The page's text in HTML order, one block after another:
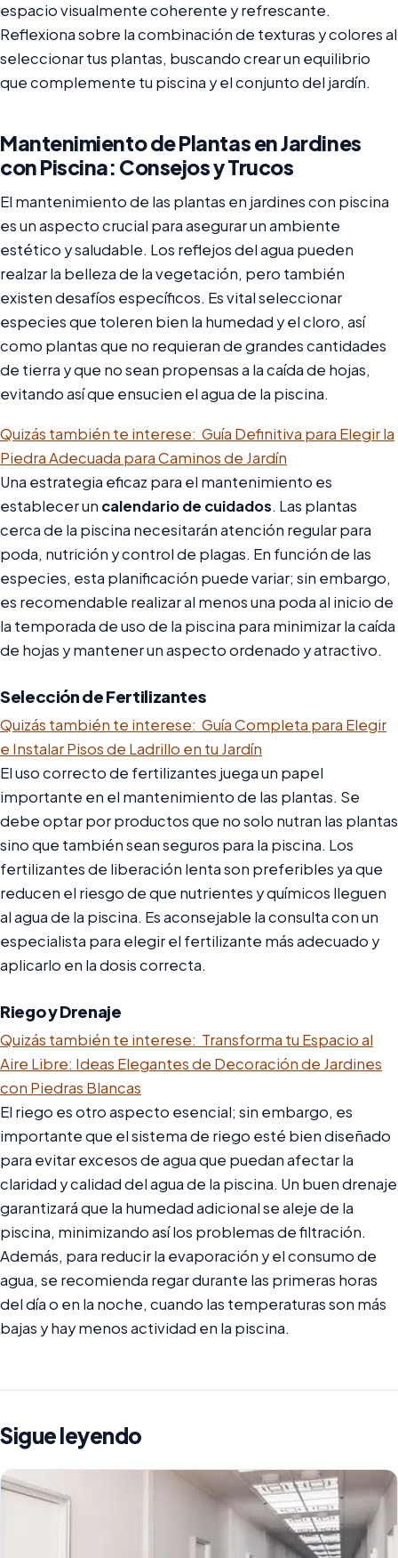
espacio visualmente coherente y refrescante.
Reflexiona sobre la combinación de texturas y colores al
seleccionar tus plantas, buscando crear un equilibrio
que complemente tu piscina y el conjunto del jardín.
Mantenimiento de Plantas en Jardines
con Piscina: Consejos y Trucos
El mantenimiento de las plantas en jardines con piscina
es un aspecto crucial para asegurar un ambiente
estético y saludable. Los reflejos del agua pueden
realzar la belleza de la vegetación, pero también
existen desafíos específicos. Es vital seleccionar
especies que toleren bien la humedad y el cloro, así
como plantas que no requieran de grandes cantidades
de tierra y que no sean propensas a la caída de hojas,
evitando así que ensucien el agua de la piscina.
Quizás también te interese: Guía Definitiva para Elegir la
Piedra Adecuada para Caminos de Jardín
Una estrategia eficaz para el mantenimiento es
establecer un calendario de cuidados. Las plantas
cerca de la piscina necesitarán atención regular para
poda, nutrición y control de plagas. En función de las
especies, esta planificación puede variar; sin embargo,
es recomendable realizar al menos una poda al inicio de
la temporada de uso de la piscina para minimizar la caída
de hojas y mantener un aspecto ordenado y atractivo.
Selección de Fertilizantes
Quizás también te interese: Guía Completa para Elegir
e Instalar Pisos de Ladrillo en tu Jardín
El uso correcto de fertilizantes juega un papel
importante en el mantenimiento de las plantas. Se
debe optar por productos que no solo nutran las plantas
sino que también sean seguros para la piscina. Los
fertilizantes de liberación lenta son preferibles ya que
reducen el riesgo de que nutrientes y químicos lleguen
al agua de la piscina. Es aconsejable la consulta con un
especialista para elegir el fertilizante más adecuado y
aplicarlo en la dosis correcta.
Riego y Drenaje
Quizás también te interese: Transforma tu Espacio al
Aire Libre: Ideas Elegantes de Decoración de Jardines
con Piedras Blancas
El riego es otro aspecto esencial; sin embargo, es
importante que el sistema de riego esté bien diseñado
para evitar excesos de agua que puedan afectar la
claridad y calidad del agua de la piscina. Un buen drenaje
garantizará que la humedad adicional se aleje de la
piscina, minimizando así los problemas de filtración.
Además, para reducir la evaporación y el consumo de
agua, se recomienda regar durante las primeras horas
del día o en la noche, cuando las temperaturas son más
bajas y hay menos actividad en la piscina.
Sigue leyendo